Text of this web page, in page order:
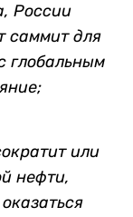
России
саммит для
глобальным
или
нефти,